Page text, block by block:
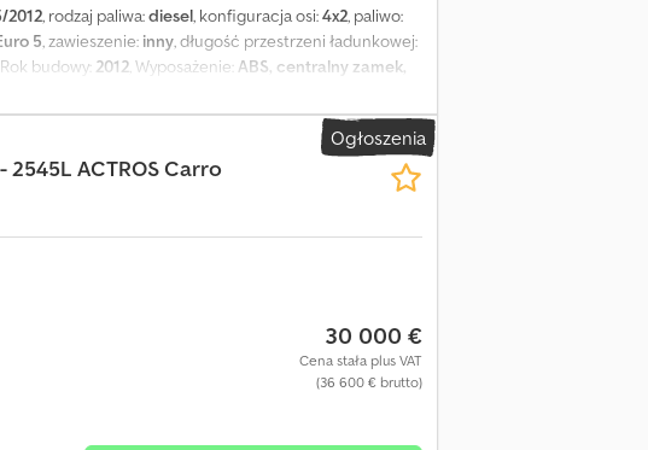
2012, rodzaj paliwa:diesel, konfiguracja osi:4x2, paliwo:
5, zawieszenie: inny, długość przestrzeni ładunkowej:
Rok budowy: 2012, Wyposażenie: ABS, centralny zamek,
światła przeciwmgielne
dachowy - Intarder - Klimatyzacja - Radio/odtwarzacz
= Dodatkowe informacje = Oś przednia: sterowana;
kg Ładowność: 9170 kg Masa całkowita: 19 000 kg Stan
Ogłoszenia
2545L ACTROS Carro
30 000 €
Cena stała plus VAT
(36 600 € brutto)